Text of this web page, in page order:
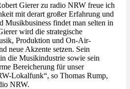
Gierer zu radio NRW freue ich
mit derart großer Erfahrung und
Musikbusiness findet man selten in
wird die strategische
Produktion und On-Air-
neue Akzente setzen. Sein
die Musikindustrie sowie sein
Bereicherung für unser
Lokalfunk“, so Thomas Rump,
NRW.